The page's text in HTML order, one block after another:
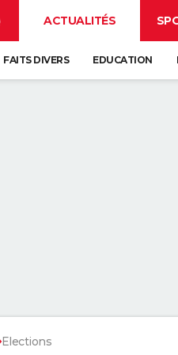
ACTUALITÉS
FAITS DIVERS EDUCATION
Elections